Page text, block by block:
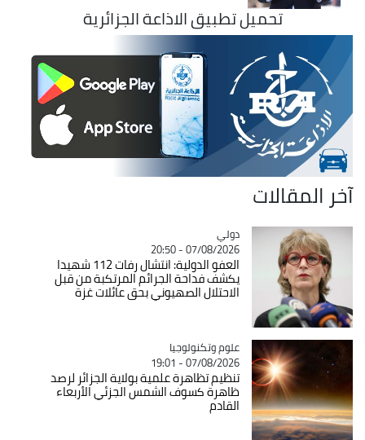
تحميل تطبيق الاذاعة الجزائرية
آخر المقالات
Catégorie
دولي
07/08/2026 - 20:50
العفو الدولية: انتشال رفات 112 شهيدا
يكشف فداحة الجرائم المرتكبة من قبل
الاحتلال الصهيوني بحق عائلات غزة
Catégorie
علوم وتكنولوجيا
07/08/2026 - 19:01
تنظيم تظاهرة علمية بولاية الجزائر لرصد
ظاهرة كسوف الشمس الجزئي الأربعاء
القادم